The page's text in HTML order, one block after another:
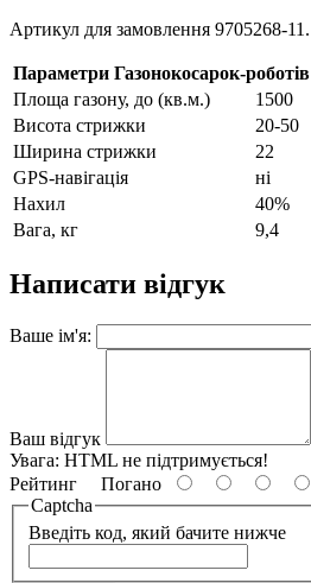
Артикул для замовлення 9705268-11.
Параметри Газонокосарок-роботів
Площа газону, до (кв.м.)
1500
Висота стрижки
20-50
Ширина стрижки
22
GPS-навігація
ні
Нахил
40%
Вага, кг
9,4
Написати відгук
Ваше ім'я:
Ваш відгук
Увага: HTML не підтримується!
Рейтинг Погано
Captcha
Введіть код, який бачите нижче